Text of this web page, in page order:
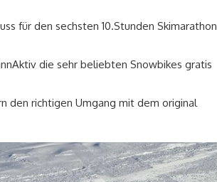
für den sechsten 10.Stunden Skimarathon
die sehr beliebten Snowbikes gratis
den richtigen Umgang mit dem original